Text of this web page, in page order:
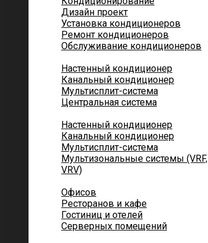
Дизайн проект
Установка кондиционеров
Ремонт кондиционеров
Обслуживание кондиционеров
Настенный кондиционер
Канальный кондиционер
Мультисплит-система
Центральная система
Настенный кондиционер
Канальный кондиционер
Мультисплит-система
Мультизональные системы (VRF,
VRV)
Офисов
Ресторанов и кафе
Гостиниц и отелей
Серверных помещений